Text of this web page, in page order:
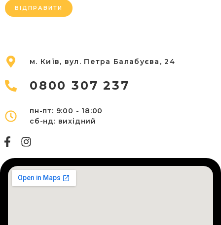
м. Київ, вул. Петра Балабуєва, 24
0800 307 237
пн-пт: 9:00 - 18:00
сб-нд: вихідний